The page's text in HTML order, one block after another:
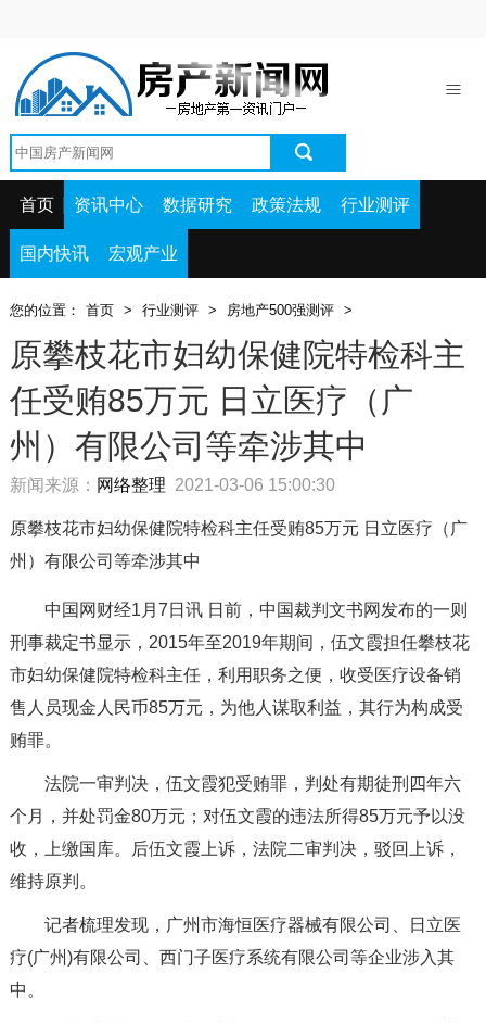
资讯中心
政策法规
国内快讯
首页 资讯中心 数据研究 政策法规 行业测评
国内快讯 宏观产业
您的位置： 首页 > 行业测评 > 房地产500强测评 >
原攀枝花市妇幼保健院特检科主
任受贿85万元 日立医疗（广
州）有限公司等牵涉其中
新闻来源： 网络整理 2021-03-06 15:00:30
原攀枝花市妇幼保健院特检科主任受贿85万元 日立医疗（广
州）有限公司等牵涉其中
中国网财经1月7日讯 日前，中国裁判文书网发布的一则
刑事裁定书显示，2015年至2019年期间，伍文霞担任攀枝花
市妇幼保健院特检科主任，利用职务之便，收受医疗设备销
售人员现金人民币85万元，为他人谋取利益，其行为构成受
贿罪。
法院一审判决，伍文霞犯受贿罪，判处有期徒刑四年六
个月，并处罚金80万元；对伍文霞的违法所得85万元予以没
收，上缴国库。后伍文霞上诉，法院二审判决，驳回上诉，
维持原判。
记者梳理发现，广州市海恒医疗器械有限公司、日立医
疗(广州)有限公司、西门子医疗系统有限公司等企业涉入其
中。